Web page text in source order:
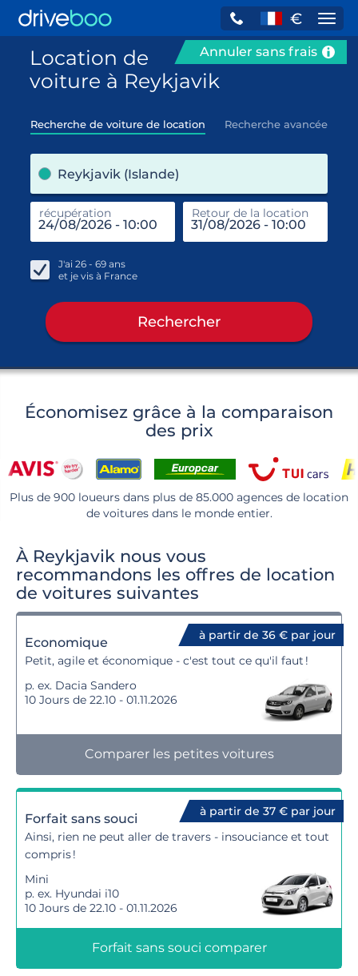
€
Annuler sans frais
Location de
voiture à Reykjavik
Recherche de voiture de location Recherche avancée
Reykjavik (Islande)
récupération Retour de la location
J'ai 26 - 69 ans
et je vis à France
Rechercher
Économisez grâce à la comparaison
des prix
Plus de 900 loueurs dans plus de 85.000 agences de location
de voitures dans le monde entier.
À Reykjavik nous vous
recommandons les offres de location
de voitures suivantes
à partir de 36 € par jour
Economique
Petit, agile et économique - c'est tout ce qu'il faut !
p. ex. Dacia Sandero
10 Jours de 22.10 - 01.11.2026
Comparer les petites voitures
à partir de 37 € par jour
Forfait sans souci
Ainsi, rien ne peut aller de travers - insouciance et tout
compris !
Mini
p. ex. Hyundai i10
10 Jours de 22.10 - 01.11.2026
Forfait sans souci comparer